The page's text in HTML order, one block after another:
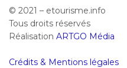
© 2021 – etourisme.info
Tous droits réservés
Réalisation ARTGO Média
Crédits & Mentions légales